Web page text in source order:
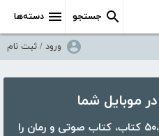
دسته‌ها جستجو
ورود / ثبت نام
با اپلیکیشن کتابراه، بیش از ۵۰،۰۰۰ کتاب، کتاب صوتی و رمان را